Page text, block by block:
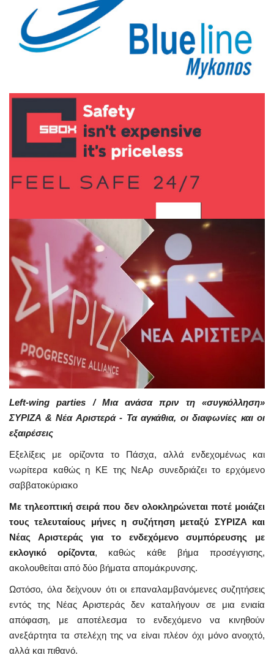
Left-wing parties / Μια ανάσα πριν τη «συγκόλληση»
ΣΥΡΙΖΑ & Νέα Αριστερά - Τα αγκάθια, οι διαφωνίες και οι
εξαιρέσεις
Εξελίξεις με ορίζοντα το Πάσχα, αλλά ενδεχομένως και
νωρίτερα καθώς η ΚΕ της ΝεΑρ συνεδριάζει το ερχόμενο
σαββατοκύριακο
Με τηλεοπτική σειρά που δεν ολοκληρώνεται ποτέ μοιάζει
τους τελευταίους μήνες η συζήτηση μεταξύ ΣΥΡΙΖΑ και
Νέας Αριστεράς για το ενδεχόμενο συμπόρευσης με
εκλογικό ορίζοντα, καθώς κάθε βήμα προσέγγισης,
ακολουθείται από δύο βήματα απομάκρυνσης.
Ωστόσο, όλα δείχνουν ότι οι επαναλαμβανόμενες συζητήσεις
εντός της Νέας Αριστεράς δεν καταλήγουν σε μια ενιαία
απόφαση, με αποτέλεσμα το ενδεχόμενο να κινηθούν
ανεξάρτητα τα στελέχη της να είναι πλέον όχι μόνο ανοιχτό,
αλλά και πιθανό.